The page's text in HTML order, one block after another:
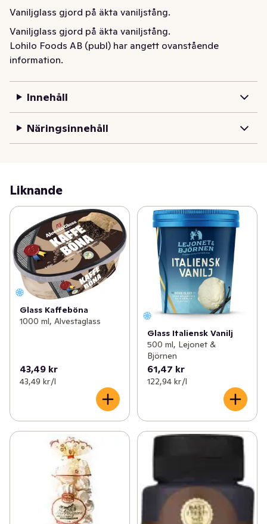
Vaniljglass gjord på äkta vaniljstång.
Vaniljglass gjord på äkta vaniljstång.
Lohilo Foods AB (publ) har angett ovanstående
information.
Innehåll
Näringsinnehåll
Liknande
Glass Kaffeböna
1000 ml, Alvestaglass
43,49 kr
43,49 kr /l
Glass Italiensk Vanilj
500 ml, Lejonet &
Björnen
61,47 kr
122,94 kr /l